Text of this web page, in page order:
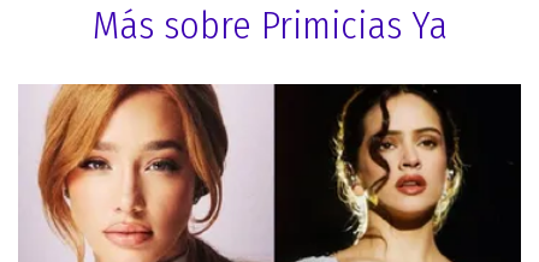
Más sobre Primicias Ya